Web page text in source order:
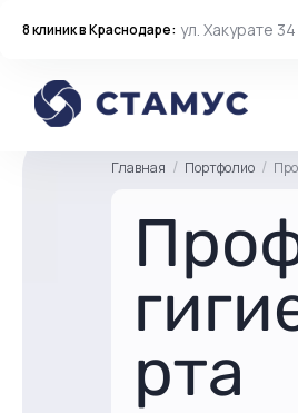
8 клиник в Краснодаре: ул. Хакурате 34
Главная Портфолио
рта